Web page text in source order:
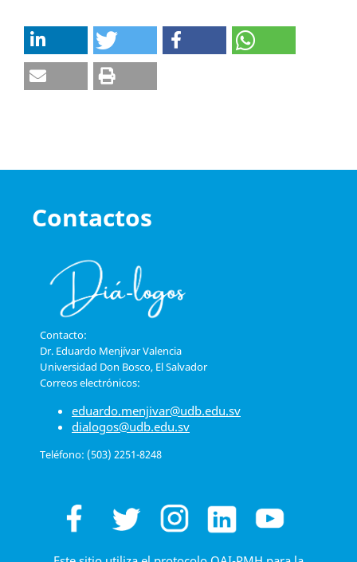
Contactos
Contacto:
Dr. Eduardo Menjívar Valencia
Universidad Don Bosco, El Salvador
Correos electrónicos:
eduardo.menjivar@udb.edu.sv
dialogos@udb.edu.sv
Teléfono: (503) 2251-8248